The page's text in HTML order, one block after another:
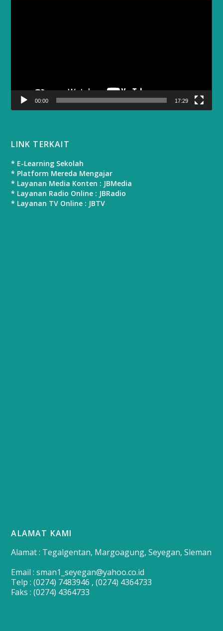
00:00 17:29
LINK TERKAIT
* E-Learning Sekolah
* Platform Mereda Mengajar
* Layanan Media Konten : JBMedia
* Layanan Radio Online : JBRadio
* Layanan TV Online : JBTV
ALAMAT KAMI
Alamat : Tegalgentan, Margoagung, Seyegan, Sleman
Email : sman1_seyegan@yahoo.co.id
Telp : (0274) 7483946 , (0274) 4364733
Faks : (0274) 4364733